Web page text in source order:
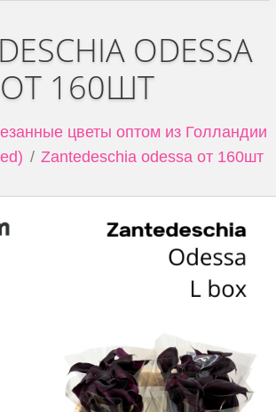
ODESSA
ОТ 160ШТ
цветы оптом из Голландии
Zantedeschia odessa от 160шт